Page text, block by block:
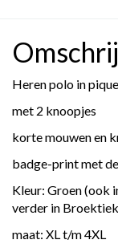
Heren polo in
met 2 knoopjes
korte mouwen en
badge-print met
Kleur: Groen (ook
verder in
maat: XL t/m 4XL